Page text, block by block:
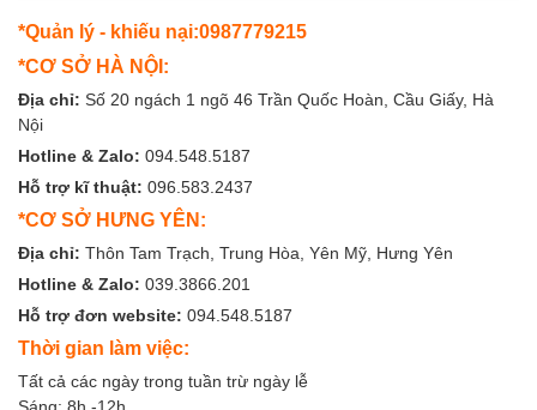
*Quản lý - khiếu nại:0987779215
*CƠ SỞ HÀ NỘI:
Địa chỉ: Số 20 ngách 1 ngõ 46 Trần Quốc Hoàn, Cầu Giấy, Hà
Nội
Hotline & Zalo: 094.548.5187
Hỗ trợ kĩ thuật: 096.583.2437
*CƠ SỞ HƯNG YÊN:
Địa chỉ: Thôn Tam Trạch, Trung Hòa, Yên Mỹ, Hưng Yên
Hotline & Zalo: 039.3866.201
Hỗ trợ đơn website: 094.548.5187
Thời gian làm việc:
Tất cả các ngày trong tuần trừ ngày lễ